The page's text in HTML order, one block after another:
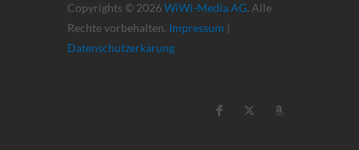
Copyrights © 2026 WiWi-Media AG. Alle
Rechte vorbehalten. Impressum |
Datenschutzerkärung